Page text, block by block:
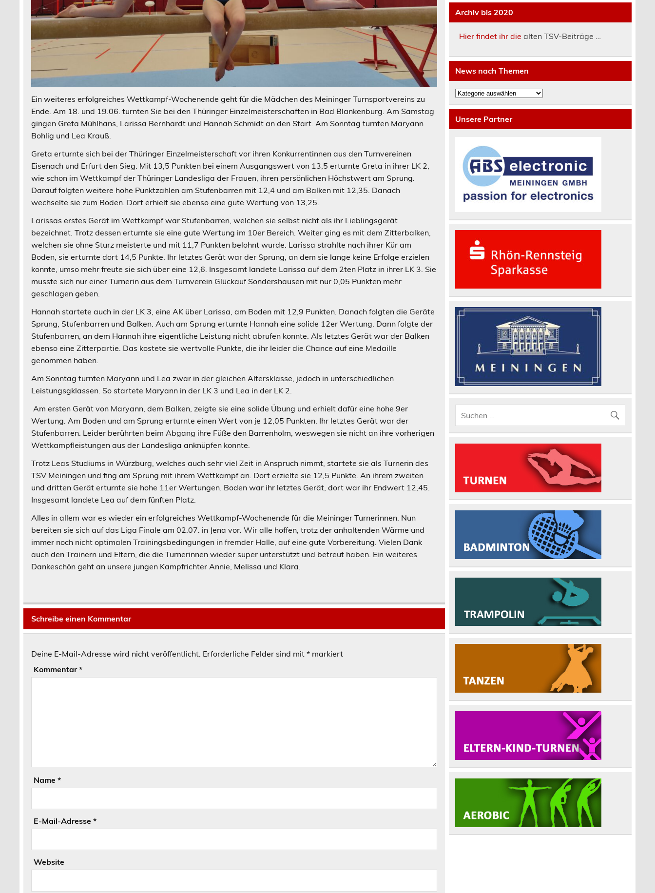
Ein weiteres erfolgreiches Wettkampf-Wochenende geht für die Mädchen des Meininger Turnsportvereins zu
Ende. Am 18. und 19.06. turnten Sie bei den Thüringer Einzelmeisterschaften in Bad Blankenburg. Am Samstag
gingen Greta Mühlhans, Larissa Bernhardt und Hannah Schmidt an den Start. Am Sonntag turnten Maryann
Bohlig und Lea Krauß.
Greta erturnte sich bei der Thüringer Einzelmeisterschaft vor ihren Konkurrentinnen aus den Turnvereinen
Eisenach und Erfurt den Sieg. Mit 13,5 Punkten bei einem Ausgangswert von 13,5 erturnte Greta in ihrer LK 2,
wie schon im Wettkampf der Thüringer Landesliga der Frauen, ihren persönlichen Höchstwert am Sprung.
Darauf folgten weitere hohe Punktzahlen am Stufenbarren mit 12,4 und am Balken mit 12,35. Danach
wechselte sie zum Boden. Dort erhielt sie ebenso eine gute Wertung von 13,25.
Larissas erstes Gerät im Wettkampf war Stufenbarren, welchen sie selbst nicht als ihr Lieblingsgerät
bezeichnet. Trotz dessen erturnte sie eine gute Wertung im 10er Bereich. Weiter ging es mit dem Zitterbalken,
welchen sie ohne Sturz meisterte und mit 11,7 Punkten belohnt wurde. Larissa strahlte nach ihrer Kür am
Boden, sie erturnte dort 14,5 Punkte. Ihr letztes Gerät war der Sprung, an dem sie lange keine Erfolge erzielen
konnte, umso mehr freute sie sich über eine 12,6. Insgesamt landete Larissa auf dem 2ten Platz in ihrer LK 3. Sie
musste sich nur einer Turnerin aus dem Turnverein Glückauf Sondershausen mit nur 0,05 Punkten mehr
geschlagen geben.
Hannah startete auch in der LK 3, eine AK über Larissa, am Boden mit 12,9 Punkten. Danach folgten die Geräte
Sprung, Stufenbarren und Balken. Auch am Sprung erturnte Hannah eine solide 12er Wertung. Dann folgte der
Stufenbarren, an dem Hannah ihre eigentliche Leistung nicht abrufen konnte. Als letztes Gerät war der Balken
ebenso eine Zitterpartie. Das kostete sie wertvolle Punkte, die ihr leider die Chance auf eine Medaille
genommen haben.
Am Sonntag turnten Maryann und Lea zwar in der gleichen Altersklasse, jedoch in unterschiedlichen
Leistungsgklassen. So startete Maryann in der LK 3 und Lea in der LK 2.
Am ersten Gerät von Maryann, dem Balken, zeigte sie eine solide Übung und erhielt dafür eine hohe 9er
Wertung. Am Boden und am Sprung erturnte einen Wert von je 12,05 Punkten. Ihr letztes Gerät war der
Stufenbarren. Leider berührten beim Abgang ihre Füße den Barrenholm, weswegen sie nicht an ihre vorherigen
Wettkampfleistungen aus der Landesliga anknüpfen konnte.
Trotz Leas Studiums in Würzburg, welches auch sehr viel Zeit in Anspruch nimmt, startete sie als Turnerin des
TSV Meiningen und fing am Sprung mit ihrem Wettkampf an. Dort erzielte sie 12,5 Punkte. An ihrem zweiten
und dritten Gerät erturnte sie hohe 11er Wertungen. Boden war ihr letztes Gerät, dort war ihr Endwert 12,45.
Insgesamt landete Lea auf dem fünften Platz.
Alles in allem war es wieder ein erfolgreiches Wettkampf-Wochenende für die Meininger Turnerinnen. Nun
bereiten sie sich auf das Liga Finale am 02.07. in Jena vor. Wir alle hoffen, trotz der anhaltenden Wärme und
immer noch nicht optimalen Trainingsbedingungen in fremder Halle, auf eine gute Vorbereitung. Vielen Dank
auch den Trainern und Eltern, die die Turnerinnen wieder super unterstützt und betreut haben. Ein weiteres
Dankeschön geht an unsere jungen Kampfrichter Annie, Melissa und Klara.
Schreibe einen Kommentar
Deine E-Mail-Adresse wird nicht veröffentlicht. Erforderliche Felder sind mit* markiert
Kommentar*
Name*
E-Mail-Adresse*
Website
Archiv bis 2020
Hier findet ihr die alten TSV-Beiträge …
News nach Themen
News
nach
Themen
Unsere Partner